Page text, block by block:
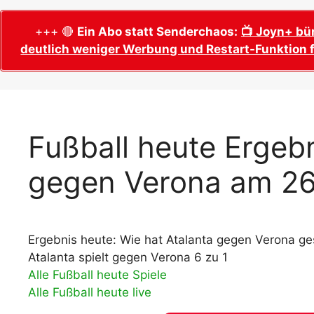
Wer wird Fußball-Weltmeister 2026?
Alle WM 2026 Trainer
Adidas Trionda: offizielle WM 2026
Spielball
Alle Nationalspieler der FIFA Fußball WM
WM 2026 Qualifikation in Europa: Tabelle
& Spielplan
WM 2026
Termine,
WM 2026
WM 2026
Spielort
+++ 🔴 Ein Abo statt Senderchaos: 📺 Joyn+
deutlich weniger Werbung und Restart-
Fußball heute
gegen Verona am
Ergebnis heute: Wie hat Atalanta gegen Verona
Atalanta spielt gegen Verona 6 zu 1
Alle Fußball heute Spiele
Alle Fußball heute live